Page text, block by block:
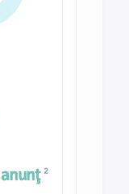
anunţ 2